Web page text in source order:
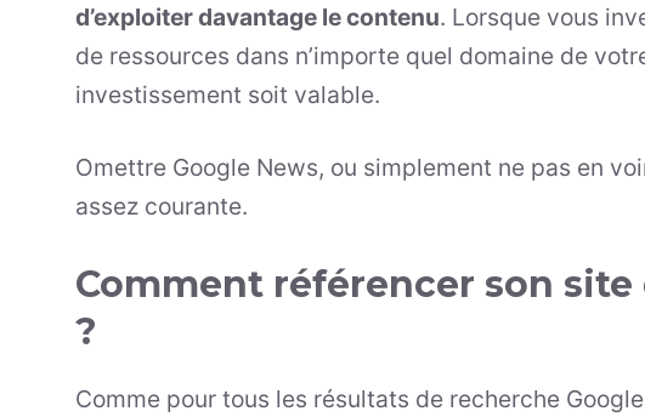
d’exploiter davantage le contenu. Lorsque vous
de ressources dans n’importe quel domaine de
investissement soit valable.
Omettre Google News, ou simplement ne pas en
assez courante.
Comment référencer son
?
Comme pour tous les résultats de recherche